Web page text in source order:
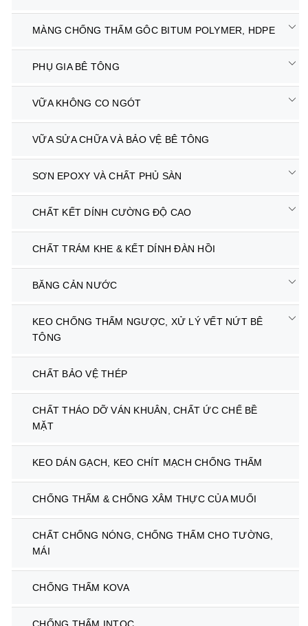
MÀNG CHỐNG THẤM GÔC BITUM POLYMER, HDPE
PHỤ GIA BÊ TÔNG
VỮA KHÔNG CO NGÓT
VỮA SỬA CHỮA VÀ BẢO VỆ BÊ TÔNG
SƠN EPOXY VÀ CHẤT PHỦ SÀN
CHẤT KẾT DÍNH CƯỜNG ĐỘ CAO
CHẤT TRÁM KHE & KẾT DÍNH ĐÀN HỒI
BĂNG CẢN NƯỚC
KEO CHỐNG THẤM NGƯỢC, XỬ LÝ VẾT NỨT BÊ
TÔNG
CHẤT BẢO VỆ THÉP
CHẤT THÁO DỠ VÁN KHUÂN, CHẤT ỨC CHẾ BỀ
MẶT
KEO DÁN GẠCH, KEO CHÍT MẠCH CHỐNG THẤM
CHỐNG THẤM & CHỐNG XÂM THỰC CỦA MUỐI
CHẤT CHỐNG NÓNG, CHỐNG THẤM CHO TƯỜNG,
MÁI
CHỐNG THẤM KOVA
CHỐNG THẤM INTOC